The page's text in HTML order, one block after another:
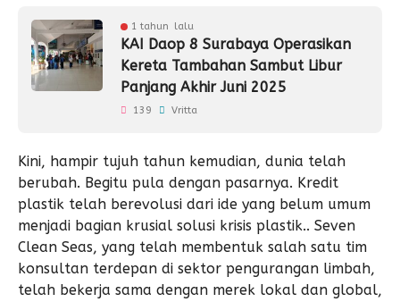
1 tahun lalu
KAI Daop 8 Surabaya Operasikan
Kereta Tambahan Sambut Libur
Panjang Akhir Juni 2025
139 Vritta
Kini, hampir tujuh tahun kemudian, dunia telah
berubah. Begitu pula dengan pasarnya. Kredit
plastik telah berevolusi dari ide yang belum umum
menjadi bagian krusial solusi krisis plastik.. Seven
Clean Seas, yang telah membentuk salah satu tim
konsultan terdepan di sektor pengurangan limbah,
telah bekerja sama dengan merek lokal dan global,